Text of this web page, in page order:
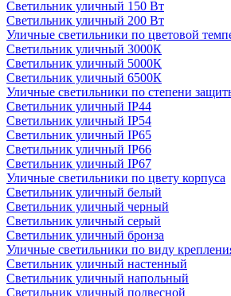
Светильник уличный 150 Вт
Светильник уличный 200 Вт
Уличные светильники по цветовой
Cветильник уличный 3000К
Cветильник уличный 5000К
Cветильник уличный 6500К
Уличные светильники по степени
Светильник уличный IP44
Светильник уличный IP54
Светильник уличный IP65
Светильник уличный IP66
Светильник уличный IP67
Уличные светильники по цвету корпуса
Светильник уличный белый
Светильник уличный черный
Светильник уличный серый
Светильник уличный бронза
Уличные светильники по виду
Светильник уличный настенный
Светильник уличный напольный
Светильник уличный подвесной